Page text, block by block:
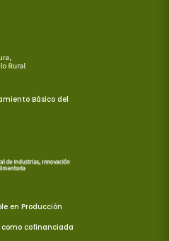
Básico del
en Producción
como cofinanciada